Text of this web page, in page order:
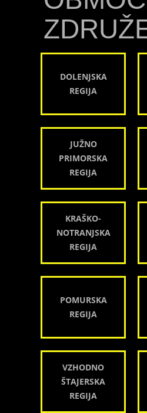
DOLENJSKA
REGIJA
JUŽNO
PRIMORSKA
REGIJA
KRAŠKO-
NOTRANJSKA
REGIJA
POMURSKA
REGIJA
VZHODNO
ŠTAJERSKA
REGIJA